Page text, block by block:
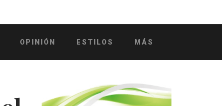
OPINIÓN ESTILOS MÁS